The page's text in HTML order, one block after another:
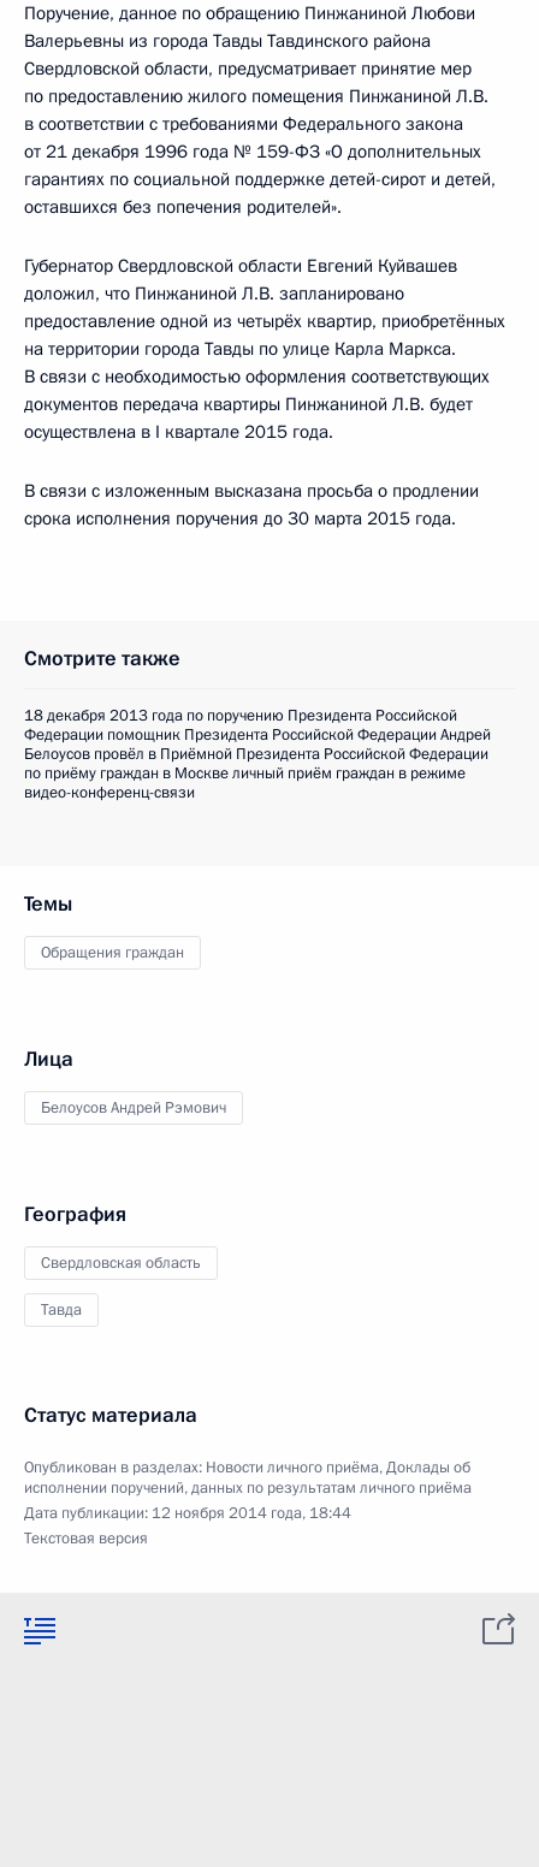
Поручение, данное по обращению Пинжаниной Любови
Валерьевны из города Тавды Тавдинского района
Свердловской области, предусматривает принятие мер
по предоставлению жилого помещения Пинжаниной Л.В.
в соответствии с требованиями Федерального закона
от 21 декабря 1996 года № 159-ФЗ «О дополнительных
гарантиях по социальной поддержке детей-сирот и детей,
оставшихся без попечения родителей».
Губернатор Свердловской области Евгений Куйвашев
доложил, что Пинжаниной Л.В. запланировано
предоставление одной из четырёх квартир, приобретённых
на территории города Тавды по улице Карла Маркса.
В связи с необходимостью оформления соответствующих
документов передача квартиры Пинжаниной Л.В. будет
осуществлена в I квартале 2015 года.
В связи с изложенным высказана просьба о продлении
срока исполнения поручения до 30 марта 2015 года.
Смотрите также
18 декабря 2013 года по поручению Президента Российской
Федерации помощник Президента Российской Федерации Андрей
Белоусов провёл в Приёмной Президента Российской Федерации
по приёму граждан в Москве личный приём граждан в режиме
видео-конференц-связи
Темы
Обращения граждан
Лица
Белоусов Андрей Рэмович
География
Свердловская область
Тавда
Статус материала
Опубликован в разделах: Новости личного приёма,Доклады об
исполнении поручений, данных по результатам личного приёма
Дата публикации: 12 ноября 2014 года, 18:44
Текстовая версия